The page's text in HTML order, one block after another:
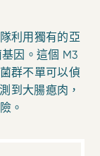
利用獨有的亞
因。這個 M3
群不單可以偵
到大腸瘜肉，
。